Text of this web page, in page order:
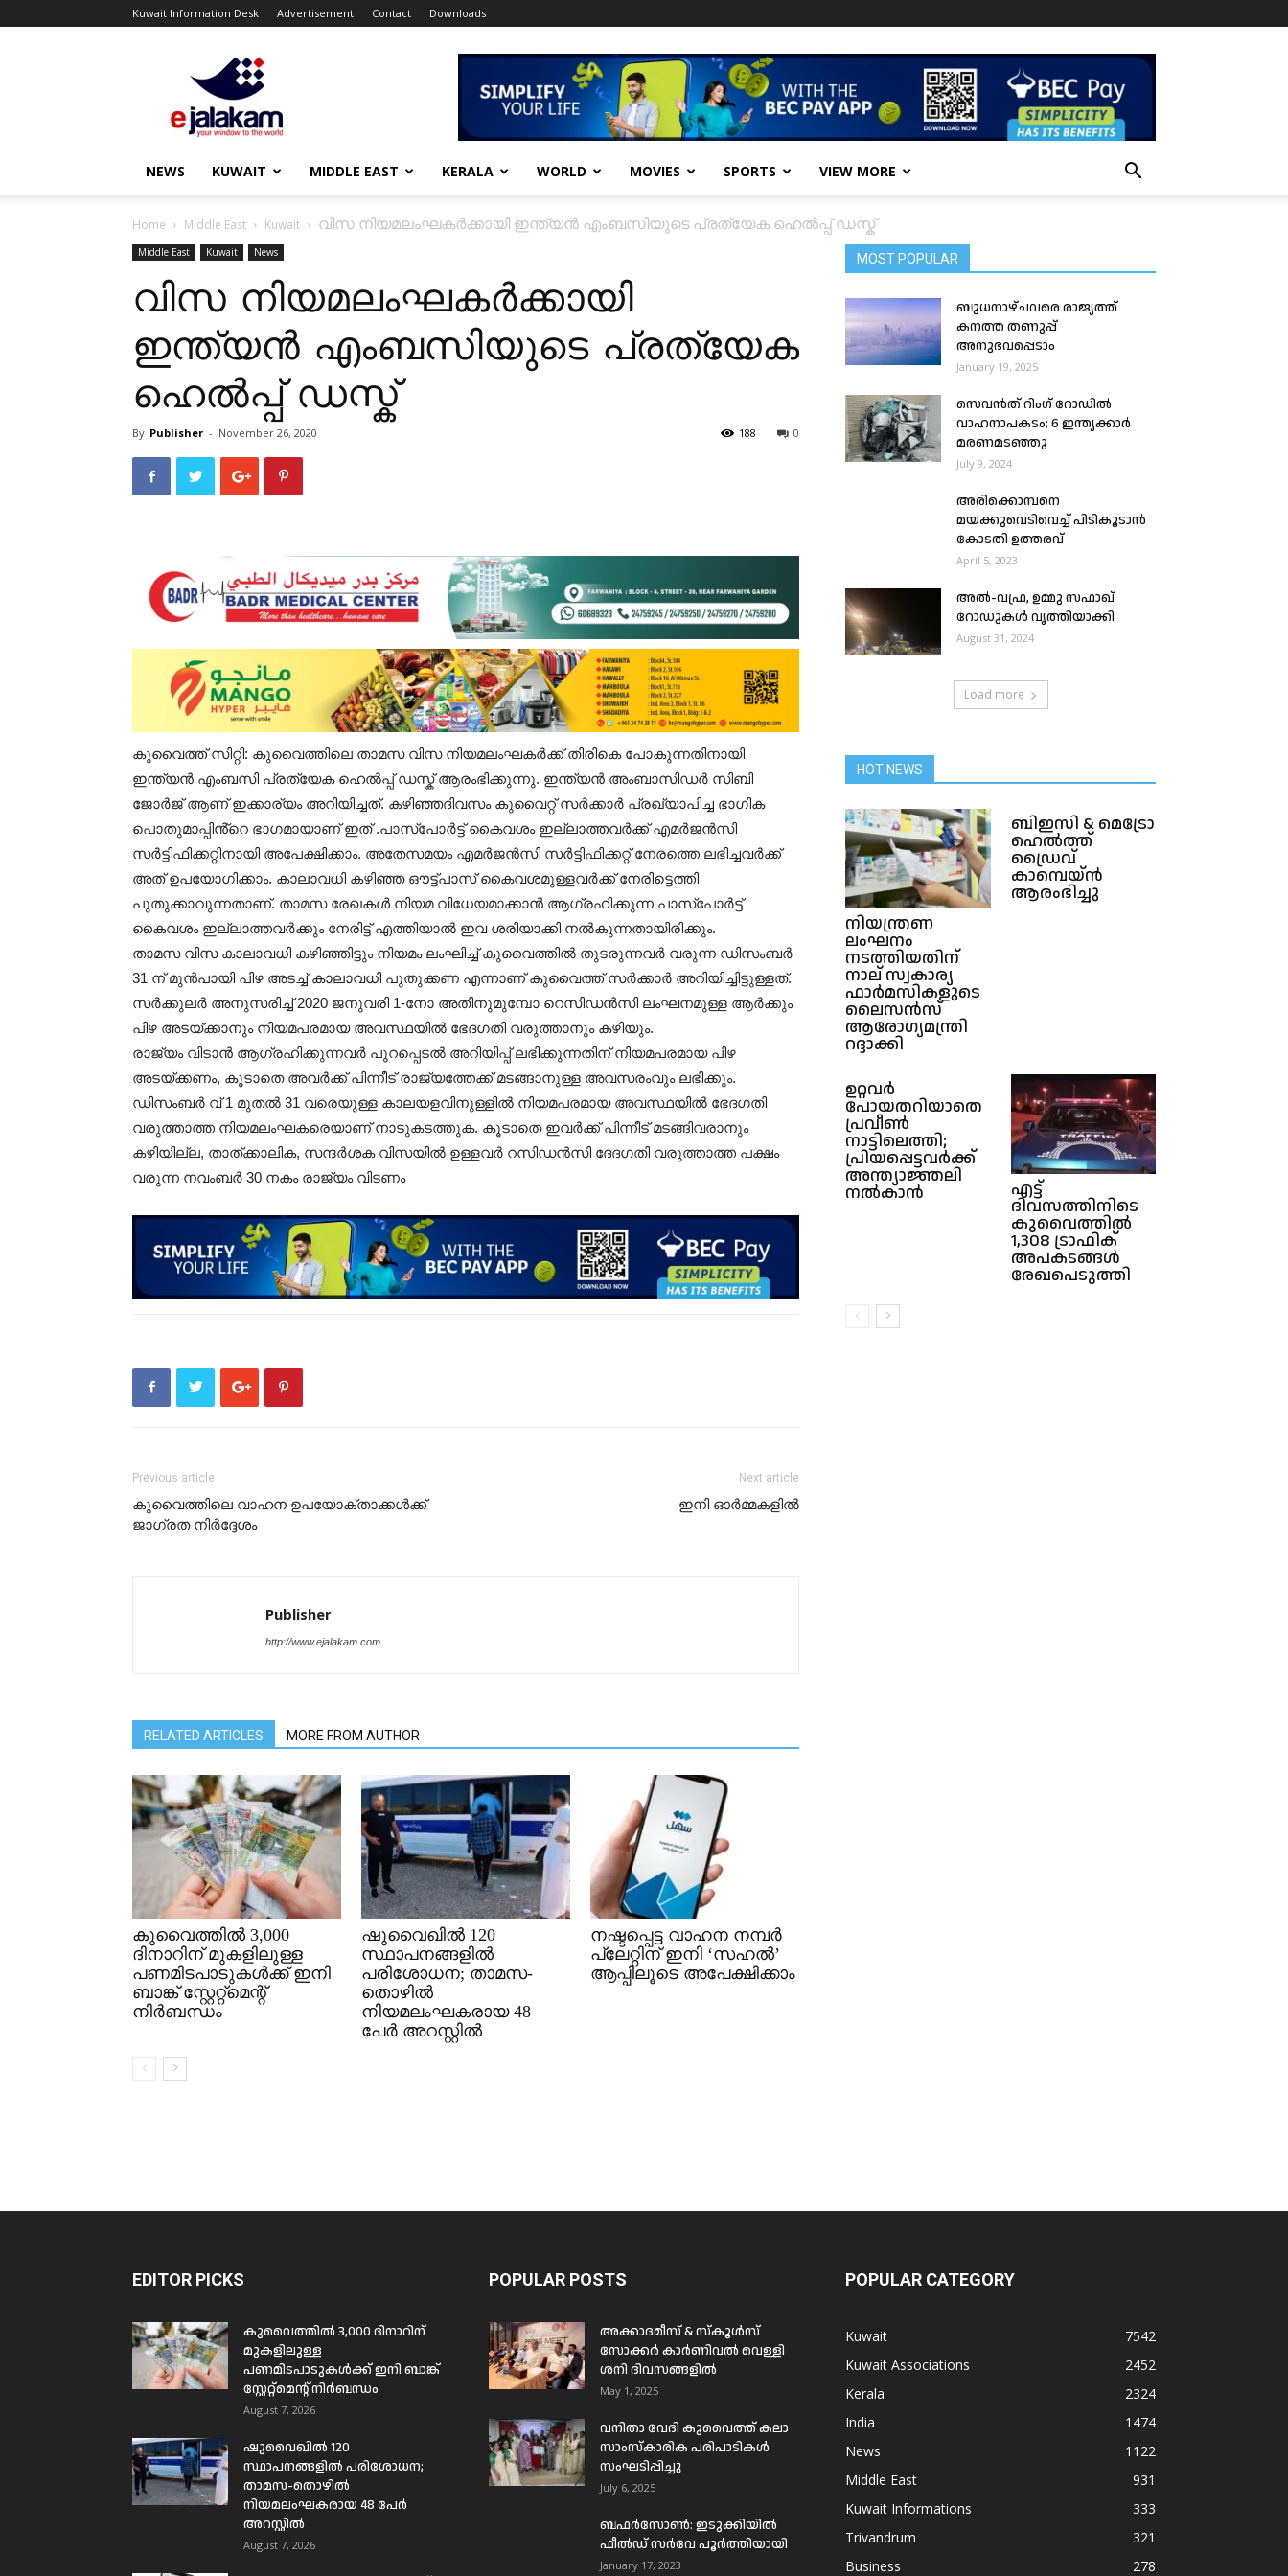
Kuwait Information Desk Advertisement Contact Downloads
ejalakam
NEWS KUWAIT MIDDLE EAST KERALA WORLD MOVIES SPORTS VIEW MORE
Home Middle East Kuwait വിസ നിയമലംഘകർക്കായി ഇന്ത്യൻ എംബസിയുടെ പ്രത്യേക ഹെൽപ്പ് ഡസ്ക്
Middle East Kuwait News
വിസ നിയമലംഘകർക്കായി
ഇന്ത്യൻ എംബസിയുടെ പ്രത്യേക
ഹെൽപ്പ് ഡസ്ക്
By Publisher - November 26, 2020 0
188
കുവൈത്ത് സിറ്റി: കുവൈത്തിലെ താമസ വിസ നിയമലംഘകർക്ക് തിരികെ പോകുന്നതിനായി
ഇന്ത്യൻ എംബസി പ്രത്യേക ഹെൽപ്പ് ഡസ്ക് ആരംഭിക്കുന്നു. ഇന്ത്യൻ അംബാസിഡർ സിബി
ജോർജ് ആണ് ഇക്കാര്യം അറിയിച്ചത്. കഴിഞ്ഞദിവസം കുവൈറ്റ് സർക്കാർ പ്രഖ്യാപിച്ച ഭാഗിക
പൊതുമാപ്പിൻ്റെ ഭാഗമായാണ് ഇത് .പാസ്പോർട്ട് കൈവശം ഇല്ലാത്തവർക്ക് എമർജൻസി
സർട്ടിഫിക്കറ്റിനായി അപേക്ഷിക്കാം. അതേസമയം എമർജൻസി സർട്ടിഫിക്കറ്റ് നേരത്തെ ലഭിച്ചവർക്ക്
അത് ഉപയോഗിക്കാം. കാലാവധി കഴിഞ്ഞ ഔട്ട്പാസ് കൈവശമുള്ളവർക്ക് നേരിട്ടെത്തി
പുതുക്കാവുന്നതാണ്. താമസ രേഖകൾ നിയമ വിധേയമാക്കാൻ ആഗ്രഹിക്കുന്ന പാസ്പോർട്ട്
കൈവശം ഇല്ലാത്തവർക്കും നേരിട്ട് എത്തിയാൽ ഇവ ശരിയാക്കി നൽകുന്നതായിരിക്കും.
താമസ വിസ കാലാവധി കഴിഞ്ഞിട്ടും നിയമം ലംഘിച്ച് കുവൈത്തിൽ തുടരുന്നവർ വരുന്ന ഡിസംബർ
31 ന് മുൻപായി പിഴ അടച്ച് കാലാവധി പുതുക്കണ എന്നാണ് കുവൈത്ത് സർക്കാർ അറിയിച്ചിട്ടുള്ളത്.
സർക്കുലർ അനുസരിച്ച് 2020 ജനുവരി 1-നോ അതിനുമുമ്പോ റെസിഡൻസി ലംഘനമുള്ള ആർക്കും
പിഴ അടയ്ക്കാനും നിയമപരമായ അവസ്ഥയിൽ ഭേദഗതി വരുത്താനും കഴിയും.
രാജ്യം വിടാൻ ആഗ്രഹിക്കുന്നവർ പുറപ്പെടൽ അറിയിപ്പ് ലഭിക്കുന്നതിന് നിയമപരമായ പിഴ
അടയ്ക്കണം, കൂടാതെ അവർക്ക് പിന്നീട് രാജ്യത്തേക്ക് മടങ്ങാനുള്ള അവസരംവും ലഭിക്കും.
ഡിസംബർ വ് 1 മുതൽ 31 വരെയുള്ള കാലയളവിനുള്ളിൽ നിയമപരമായ അവസ്ഥയിൽ ഭേദഗതി
വരുത്താത്ത നിയമലംഘകരെയാണ് നാടുകടത്തുക. കൂടാതെ ഇവർക്ക് പിന്നീട് മടങ്ങിവരാനും
കഴിയില്ല, താത്ക്കാലിക, സന്ദർശക വിസയിൽ ഉള്ളവർ റസിഡൻസി ദേദഗതി വരുത്താത്ത പക്ഷം
വരുന്ന നവംബർ 30 നകം രാജ്യം വിടണം
Previous article
കുവൈത്തിലെ വാഹന ഉപയോക്താക്കൾക്ക്
ജാഗ്രത നിർദ്ദേശം
Next article
ഇനി ഓർമ്മകളിൽ
Publisher
http://www.ejalakam.com
RELATED ARTICLES MORE FROM AUTHOR
കുവൈത്തിൽ 3,000
ദിനാറിന് മുകളിലുള്ള
പണമിടപാടുകൾക്ക് ഇനി
ബാങ്ക് സ്റ്റേറ്റ്മെന്റ്
നിർബന്ധം
ഷുവൈഖിൽ 120
സ്ഥാപനങ്ങളിൽ
പരിശോധന; താമസ-
തൊഴിൽ
നിയമലംഘകരായ 48
പേർ അറസ്റ്റിൽ
നഷ്ടപ്പെട്ട വാഹന നമ്പർ
പ്ലേറ്റിന് ഇനി ‘സഹൽ’
ആപ്പിലൂടെ അപേക്ഷിക്കാം
MOST POPULAR
ബുധനാഴ്ചവരെ രാജ്യത്ത്
കനത്ത തണുപ്പ്
അനുഭവപ്പെടാം
January 19, 2025
സെവൻത് റിംഗ് റോഡിൽ
വാഹനാപകടം; 6 ഇന്ത്യക്കാർ
മരണമടഞ്ഞു
July 9, 2024
അരിക്കൊമ്പനെ
മയക്കുവെടിവെച്ച് പിടികൂടാന്‍
കോടതി ഉത്തരവ്
April 5, 2023
അൽ-വഫ്ര, ഉമ്മു സഫാഖ്
റോഡുകൾ വൃത്തിയാക്കി
August 31, 2024
Load more
HOT NEWS
നിയന്ത്രണ
ലംഘനം
നടത്തിയതിന്
നാല് സ്വകാര്യ
ഫാർമസികളുടെ
ലൈസൻസ്
ആരോഗ്യമന്ത്രി
റദ്ദാക്കി
ബിഇസി & മെട്രോ
ഹെൽത്ത്
ഡ്രൈവ്
കാമ്പെയ്‌ൻ
ആരംഭിച്ചു
ഉറ്റവർ
പോയതറിയാതെ
പ്രവീണ്‍
നാട്ടിലെത്തി;
പ്രിയപ്പെട്ടവർക്ക്
അന്ത്യാജ്ഞലി
നൽകാൻ എട്ട്
ദിവസത്തിനിടെ
കുവൈത്തിൽ
1,308 ട്രാഫിക്
അപകടങ്ങൾ
രേഖപെടുത്തി
EDITOR PICKS
കുവൈത്തിൽ 3,000 ദിനാറിന്
മുകളിലുള്ള
പണമിടപാടുകൾക്ക് ഇനി ബാങ്ക്
സ്റ്റേറ്റ്മെന്റ് നിർബന്ധം
August 7, 2026
ഷുവൈഖിൽ 120
സ്ഥാപനങ്ങളിൽ പരിശോധന;
താമസ-തൊഴിൽ
നിയമലംഘകരായ 48 പേർ
അറസ്റ്റിൽ
August 7, 2026
POPULAR POSTS
അക്കാദമീസ് & സ്കൂൾസ്
സോക്കർ കാർണിവൽ വെള്ളി
ശനി ദിവസങ്ങളിൽ
May 1, 2025
വനിതാ വേദി കുവൈത്ത് കലാ
സാംസ്കാരിക പരിപാടികൾ
സംഘടിപ്പിച്ചു
July 6, 2025
ബഫര്‍സോണ്‍: ഇടുക്കിയില്‍
ഫീല്‍ഡ് സര്‍വേ പൂര്‍ത്തിയായി
January 17, 2023
POPULAR CATEGORY
Kuwait
7542
Kuwait Associations
2452
Kerala
2324
India
1474
News
1122
Middle East
931
Kuwait Informations
333
Trivandrum
321
Business
278